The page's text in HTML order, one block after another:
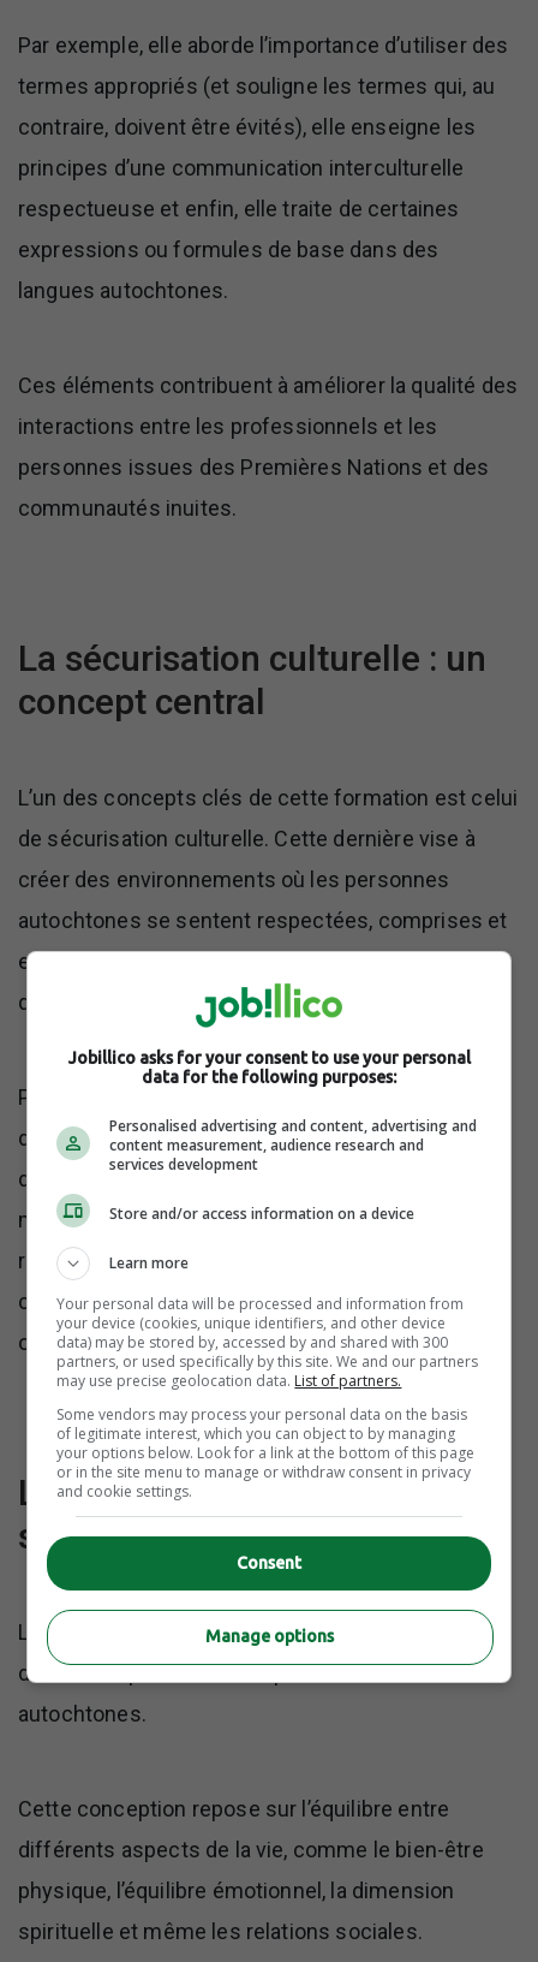
Par exemple, elle aborde l’importance d’utiliser des
termes appropriés (et souligne les termes qui, au
contraire, doivent être évités), elle enseigne les
principes d’une communication interculturelle
respectueuse et enfin, elle traite de certaines
expressions ou formules de base dans des
langues autochtones.
Ces éléments contribuent à améliorer la qualité des
interactions entre les professionnels et les
personnes issues des Premières Nations et des
communautés inuites.
La sécurisation culturelle : un
concept central
L’un des concepts clés de cette formation est celui
de sécurisation culturelle. Cette dernière vise à
créer des environnements où les personnes
autochtones se sentent respectées, comprises et
en confiance lorsqu’elles reçoivent des services,
quels qu’ils soient.
Pour les professionnels, cela signifie notamment
de pouvoir reconnaître les différences culturelles,
de s’adapter à certaines pratiques et de pouvoir
mettre en place des relations fondées sur le
respect et la collaboration. Cette approche
contribue donc à améliorer la qualité des services
offerts.
L’approche holistique de la
santé
La formation aborde également la vision holistique
de la santé présente dans plusieurs cultures
autochtones.
Cette conception repose sur l’équilibre entre
différents aspects de la vie, comme le bien-être
physique, l’équilibre émotionnel, la dimension
spirituelle et même les relations sociales.
Jobillico asks for your consent to use your personal
data for the following purposes:
Personalised advertising and content, advertising and
content measurement, audience research and
services development
Store and/or access information on a device
Learn more
Your personal data will be processed and information from
your device (cookies, unique identifiers, and other device
data) may be stored by, accessed by and shared with 300
partners, or used specifically by this site. We and our partners
may use precise geolocation data. List of partners.
Some vendors may process your personal data on the basis
of legitimate interest, which you can object to by managing
your options below. Look for a link at the bottom of this page
or in the site menu to manage or withdraw consent in privacy
and cookie settings.
Consent
Manage options